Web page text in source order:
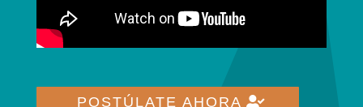
POSTÚLATE AHORA